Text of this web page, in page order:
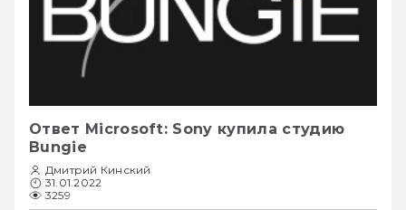
Ответ Microsoft: Sony купила студию
Bungie
Дмитрий Кинский
31.01.2022
3259